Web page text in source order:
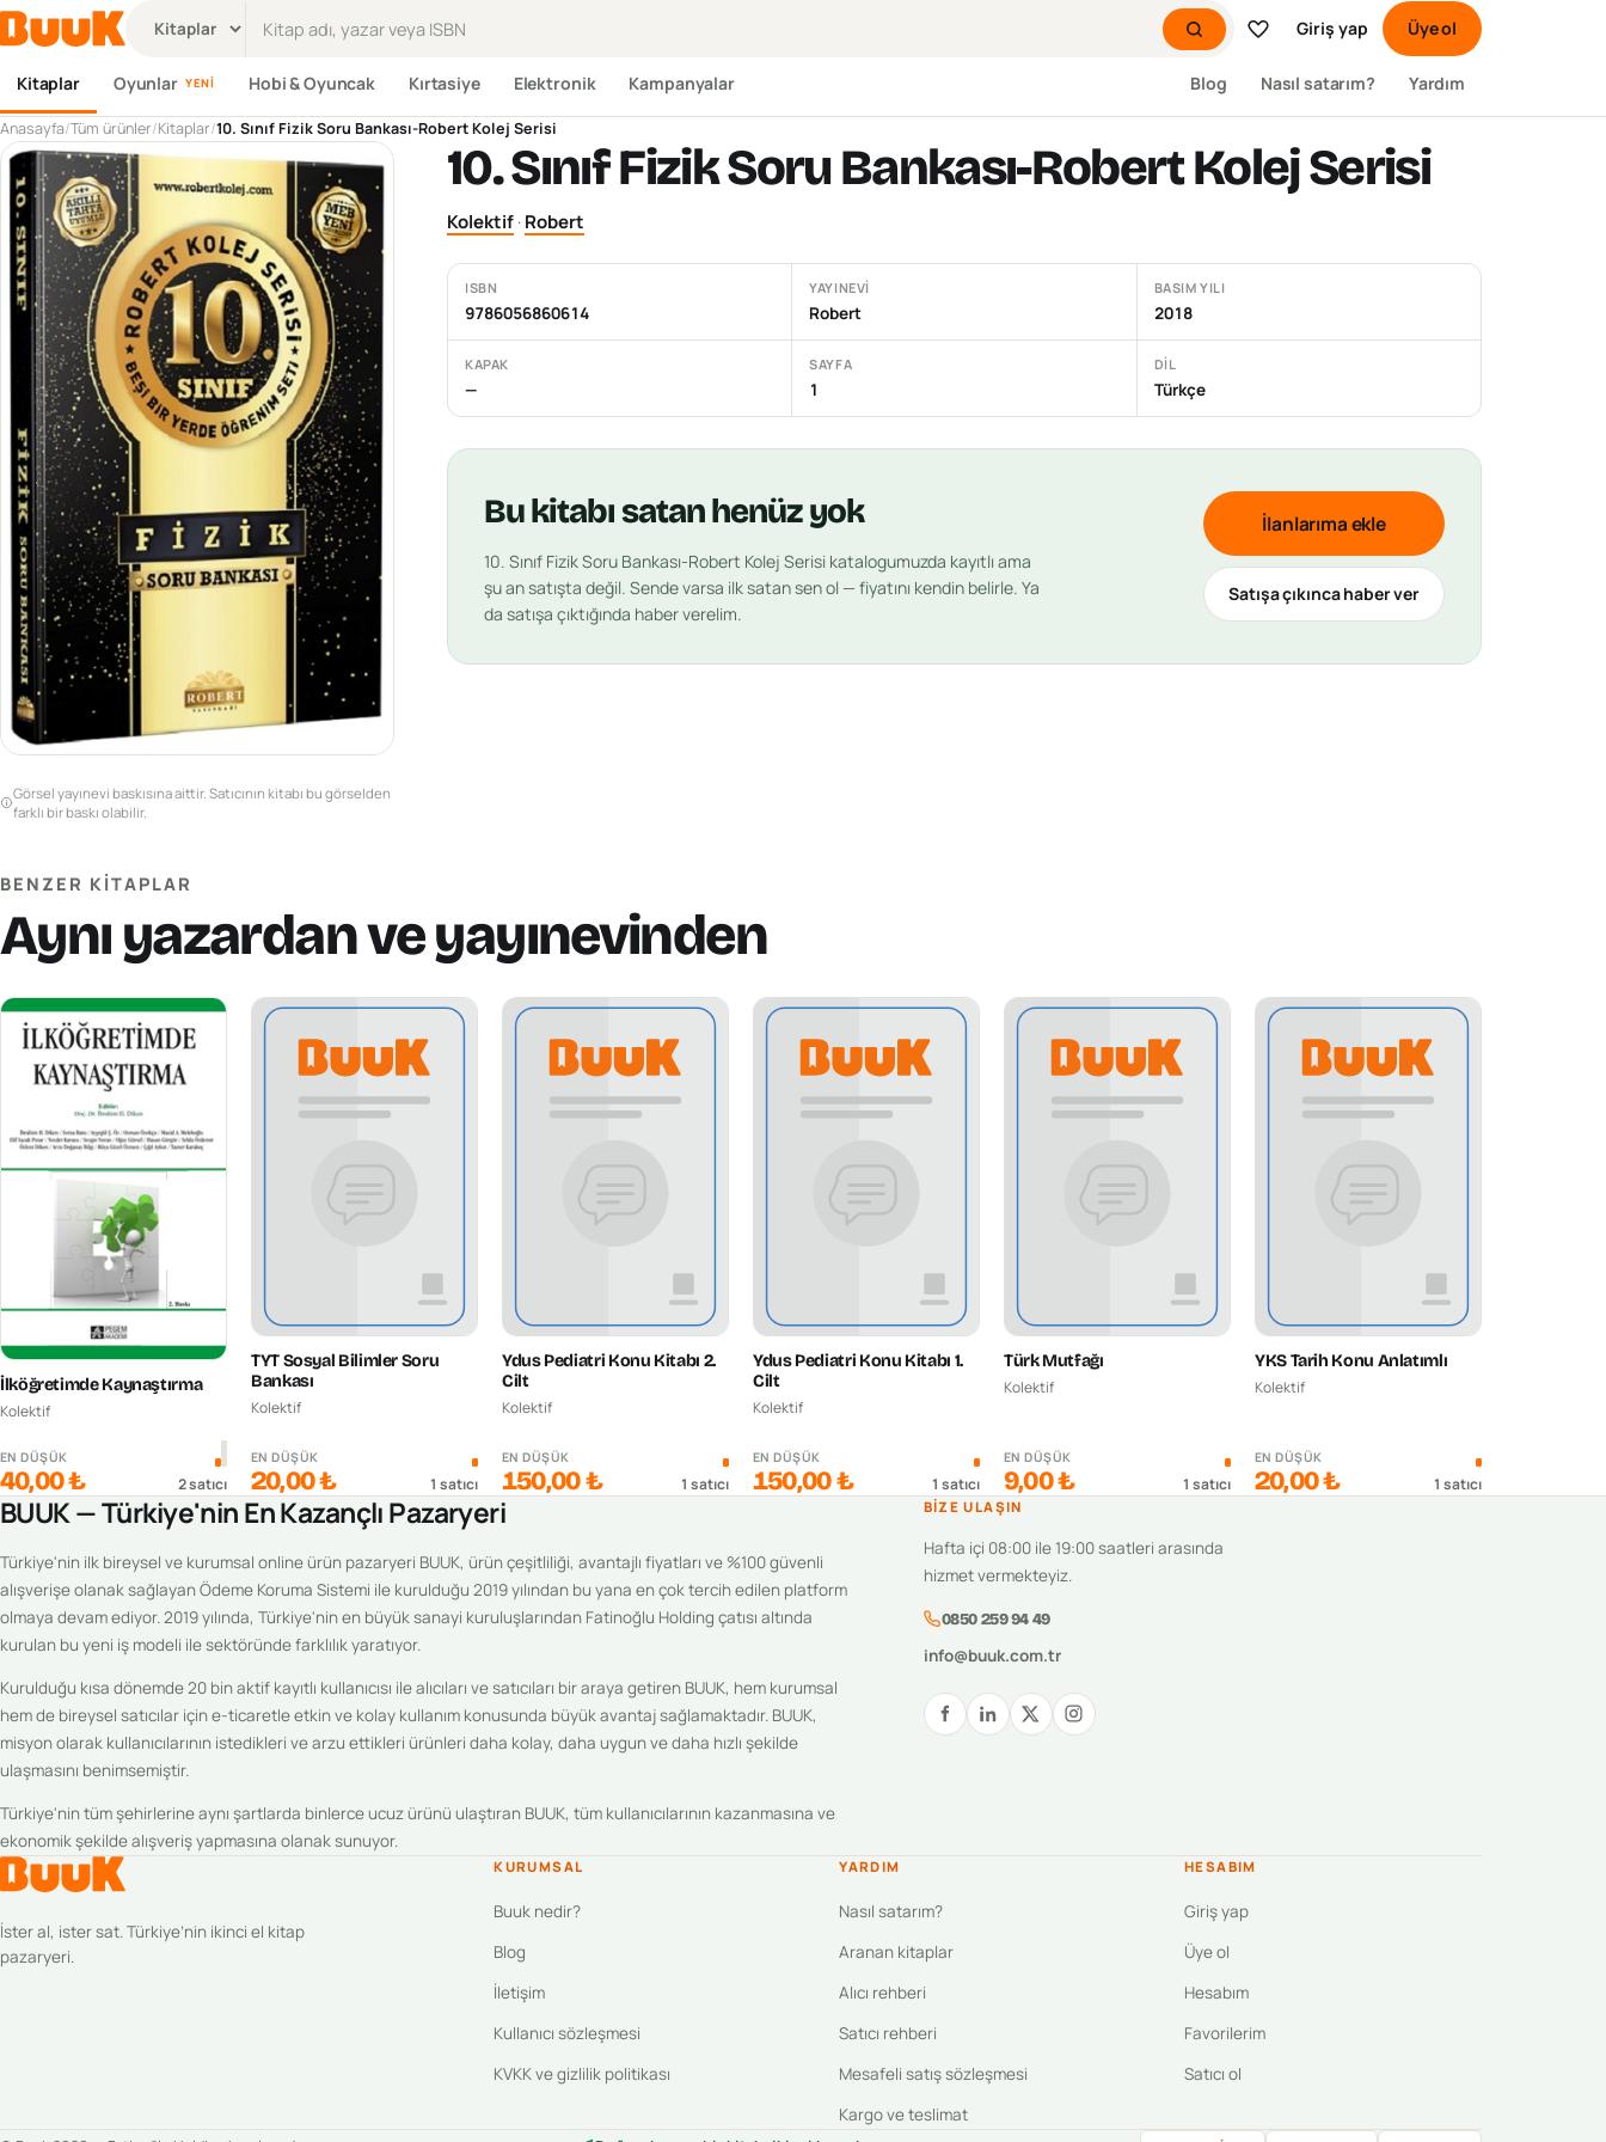
Giriş yap Üye ol
Kitaplar Oyunlar YENI Hobi & Oyuncak Kırtasiye Elektronik Kampanyalar Blog Nasıl satarım? Yardım
Anasayfa/Tüm ürünler/Kitaplar/10. Sınıf Fizik Soru Bankası-Robert Kolej Serisi
Görsel yayınevi baskısına aittir. Satıcının kitabı bu görselden
farklı bir baskı olabilir.
10. Sınıf Fizik Soru Bankası-Robert Kolej Serisi
Kolektif·Robert
ISBN
9786056860614
YAYINEVI
Robert
BASIM YILI
2018
KAPAK
—
SAYFA
1
DIL
Türkçe
Bukitabısatan henüz yok
10. Sınıf Fizik Soru Bankası-Robert Kolej Serisi katalogumuzda kayıtlı ama
şu an satışta değil. Sende varsa ilk satan sen ol — fiyatını kendin belirle. Ya
da satışa çıktığında haber verelim.
İlanlarıma ekle
Satışa çıkınca haber ver
BENZER KITAPLAR
Aynı yazardan ve yayınevinden
İlköğretimde Kaynaştırma
Kolektif
EN DÜŞÜK
40,00 ₺ 2satıcı
TYT Sosyal Bilimler Soru
Bankası
Kolektif
EN DÜŞÜK
20,00 ₺ 1 satıcı
Ydus Pediatri Konu Kitabı 2.
Cilt
Kolektif
EN DÜŞÜK
150,00 ₺ 1 satıcı
Ydus Pediatri Konu Kitabı 1.
Cilt
Kolektif
EN DÜŞÜK
150,00 ₺ 1 satıcı
Türk Mutfağı
Kolektif
EN DÜŞÜK
9,00 ₺ 1 satıcı
YKS Tarih Konu Anlatımlı
Kolektif
EN DÜŞÜK
20,00 ₺ 1 satıcı
BUUK — Türkiye'nin En Kazançlı Pazaryeri
Türkiye'nin ilk bireysel ve kurumsal online ürün pazaryeri BUUK, ürün çeşitliliği, avantajlı fiyatları ve %100 güvenli
alışverişe olanak sağlayan Ödeme Koruma Sistemi ile kurulduğu 2019 yılından bu yana en çok tercih edilen platform
olmaya devam ediyor. 2019 yılında, Türkiye'nin en büyük sanayi kuruluşlarından Fatinoğlu Holding çatısı altında
kurulan bu yeni iş modeli ile sektöründe farklılık yaratıyor.
Kurulduğu kısa dönemde 20 bin aktif kayıtlı kullanıcısı ile alıcıları ve satıcıları bir araya getiren BUUK, hem kurumsal
hem de bireysel satıcılar için e-ticaretle etkin ve kolay kullanım konusunda büyük avantaj sağlamaktadır. BUUK,
misyon olarak kullanıcılarının istedikleri ve arzu ettikleri ürünleri daha kolay, daha uygun ve daha hızlı şekilde
ulaşmasını benimsemiştir.
Türkiye'nin tüm şehirlerine aynı şartlarda binlerce ucuz ürünü ulaştıran BUUK, tüm kullanıcılarının kazanmasına ve
ekonomik şekilde alışveriş yapmasına olanak sunuyor.
BIZE ULAŞIN
Hafta içi 08:00 ile 19:00 saatleri arasında
hizmet vermekteyiz.
0850 259 94 49
info@buuk.com.tr
İster al, ister sat. Türkiye’nin ikinci el kitap
pazaryeri.
KURUMSAL
Buuk nedir?
Blog
İletişim
Kullanıcı sözleşmesi
KVKK ve gizlilik politikası
YARDIM
Nasıl satarım?
Aranan kitaplar
Alıcı rehberi
Satıcı rehberi
Mesafeli satış sözleşmesi
Kargo ve teslimat
HESABIM
Giriş yap
Üye ol
Hesabım
Favorilerim
Satıcı ol